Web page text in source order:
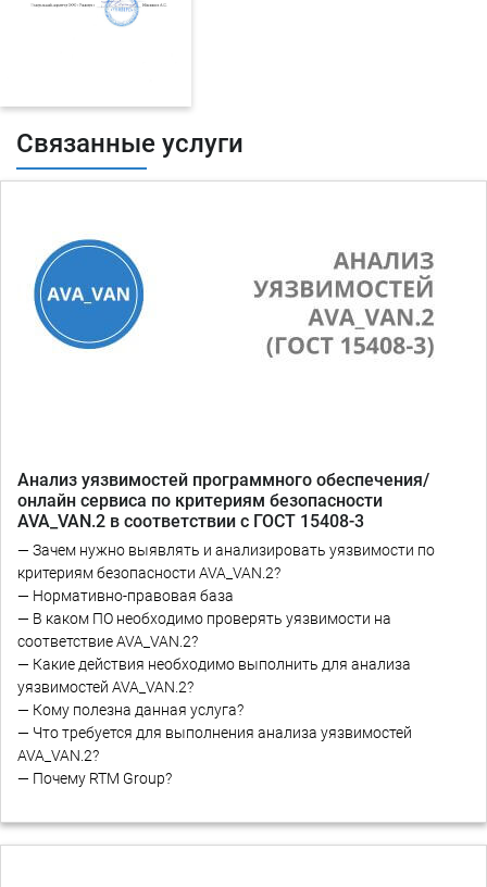
Связанные услуги
Анализ уязвимостей программного обеспечения/
онлайн сервиса по критериям безопасности
AVA_VAN.2 в соответствии с ГОСТ 15408-3
— Зачем нужно выявлять и анализировать уязвимости по
критериям безопасности AVA_VAN.2?
— Нормативно-правовая база
— В каком ПО необходимо проверять уязвимости на
соответствие AVA_VAN.2?
— Какие действия необходимо выполнить для анализа
уязвимостей AVA_VAN.2?
— Кому полезна данная услуга?
— Что требуется для выполнения анализа уязвимостей
AVA_VAN.2?
— Почему RTM Group?